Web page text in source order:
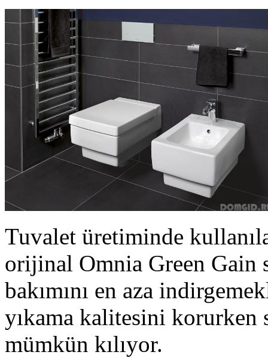
Tuvalet üretiminde
orijinal Omnia Green Gain
bakımını en aza
yıkama kalitesini korurken
mümkün kılıyor.